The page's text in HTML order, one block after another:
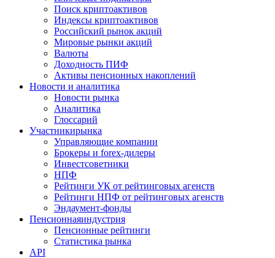
Поиск криптоактивов
Индексы криптоактивов
Российский рынок акций
Мировые рынки акций
Валюты
Доходность ПИФ
Активы пенсионных накоплений
Новости и аналитика
Новости рынка
Аналитика
Глоссарий
Участникирынка
Управляющие компании
Брокеры и forex-дилеры
Инвестсоветники
НПФ
Рейтинги УК от рейтинговых агенств
Рейтинги НПФ от рейтинговых агенств
Эндаумент-фонды
Пенсионнаяиндустрия
Пенсионные рейтинги
Статистика рынка
API